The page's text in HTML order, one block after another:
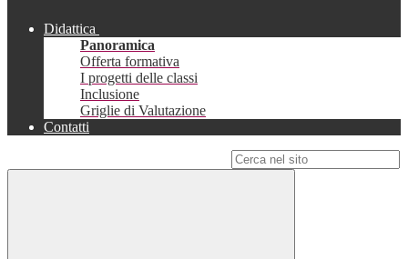
Didattica
Panoramica
Offerta formativa
I progetti delle classi
Inclusione
Griglie di Valutazione
Contatti